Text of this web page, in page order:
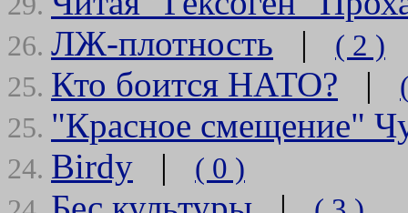
26. ЛЖ-плотность | ( 2 )
25. Кто боится НАТО? |
25. "Красное смещение"
24. Birdy | ( 0 )